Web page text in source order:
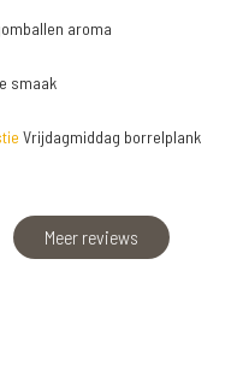
aroma
smaak
Vrijdagmiddag borrelplank
Meer reviews